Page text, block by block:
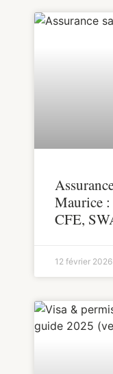
Maurice :
CFE,
12 février 2026